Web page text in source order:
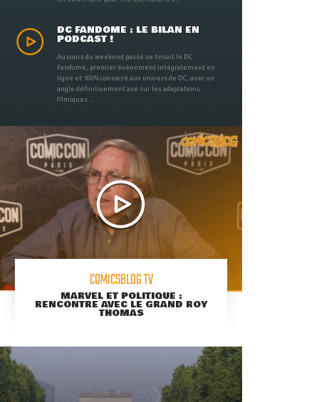
DC FANDOME : LE BILAN EN
PODCAST !
Au cours du weekend passé se tenait le DC
Fandome, premier évènement intégralement en
ligne et 100% consacré aux univers de DC, avec un
angle définitivement axé sur les adaptations
filmiques ...
COMICSBLOG TV
MARVEL ET POLITIQUE :
RENCONTRE AVEC LE GRAND ROY
THOMAS